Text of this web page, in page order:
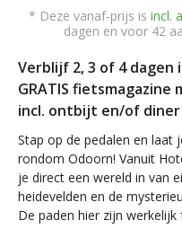
* Deze vanaf-prijs is incl.
dagen en voor 42
Verblijf 2, 3 of 4
GRATIS
incl. ontbijt en/of diner
Stap op de pedalen en laat
rondom Odoorn! Vanuit
je direct een wereld in van
heidevelden en de
De paden hier zijn